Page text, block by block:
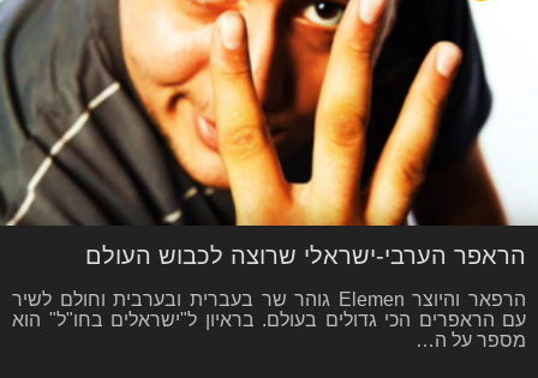
הראפר הערבי-ישראלי שרוצה לכבוש העולם
הרפאר והיוצר Elemen גוהר שר בעברית ובערבית וחולם לשיר
עם הראפרים הכי גדולים בעולם. בראיון ל"ישראלים בחו"ל" הוא
מספר על ה…